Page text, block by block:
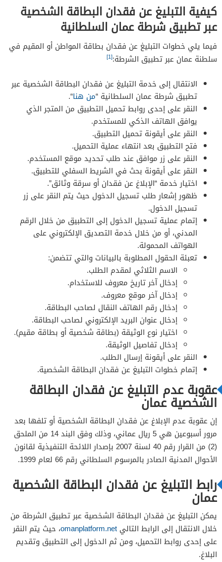
كيفية التبليغ عن فقدان البطاقة الشخصية
عبر تطبيق شرطة عمان السلطانية
فيما يلي خطوات التبليغ عن فقدان بطاقة المواطن أو المقيم في
سلطنة عمان عبر تطبيق الشرطة:[1]
الانتقال إلى خدمة التبليغ عن فقدان البطاقة الشخصية عبر
تطبيق شرطة عمان السلطانية “من هنا“.
النقر على إحدى روابط تحميل التطبيق من المتجر الذي
يوافق الهاتف الذكي للمستخدم.
النقر على أيقونة تحميل التطبيق.
فتح التطبيق بعد انتهاء عملية التحميل.
النقر على زر موافق عند طلب تحديد موقع المستخدم.
النقر على أيقونة بحث في الشريط السفلي للتطبيق.
اختيار خدمة “الإبلاغ عن فقدان أو سرقة وثائق”.
ظهور إشعار طلب تسجيل الدخول حيث يتم النقر على زر
تسجيل الدخول.
إتمام عملية تسجيل الدخول إلى التطبيق من خلال الرقم
المدني، أو من خلال خدمة التصديق الإلكتروني على
الهواتف المحمولة.
تعبئة الحقول المطلوبة بالبيانات والتي تتضمن:
الاسم الثلاثي لمقدم الطلب.
إدخال آخر تاريخ معروف للاستخدام.
إدخال آخر موقع معروف.
إدخال رقم الهاتف النقال لصاحب البطاقة.
إدخال عنوان البريد الإلكتروني لصاحب البطاقة.
اختيار نوع الوثيقة (بطاقة شخصية أو بطاقة مقيم).
إدخال تفاصيل الوثيقة.
النقر على أيقونة إرسال الطلب.
إتمام خطوات التبليغ عن فقدان البطاقة الشخصية.
عقوبة عدم التبليغ عن فقدان البطاقة
الشخصية عمان
إن عقوبة عدم الإبلاغ عن فقدان البطاقة الشخصية أو تلفها بعد
مرور أسبوعين هي 5 ريال عماني، وذلك وفق البند 14 من الملحق
(2) من القرار رقم 40 لسنة 2007 بإصدار اللائحة التنفيذية لقانون
الأحوال المدنية الصادر بالمرسوم السلطاني رقم 66 لعام 1999.
رابط التبليغ عن فقدان البطاقة الشخصية
عمان
يمكن التبليغ عن فقدان البطاقة الشخصية عبر تطبيق الشرطة من
خلال الانتقال إلى الرابط التالي omanplatform.net، حيث يتم النقر
على إحدى روابط التحميل، ومن ثم الدخول إلى التطبيق وتقديم
البلاغ.